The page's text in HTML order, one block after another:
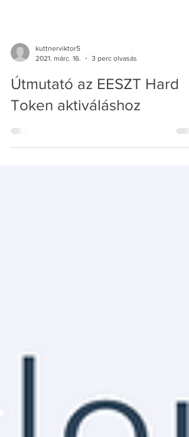
kuttnerviktor5
2021. márc. 16.
3 perc olvasás
Útmutató az EESZT Hard
Token aktiváláshoz